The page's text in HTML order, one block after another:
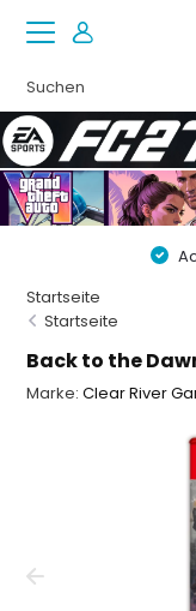
Achteraf betalen
Startseite
Startseite
Back to the
Marke:Clear River